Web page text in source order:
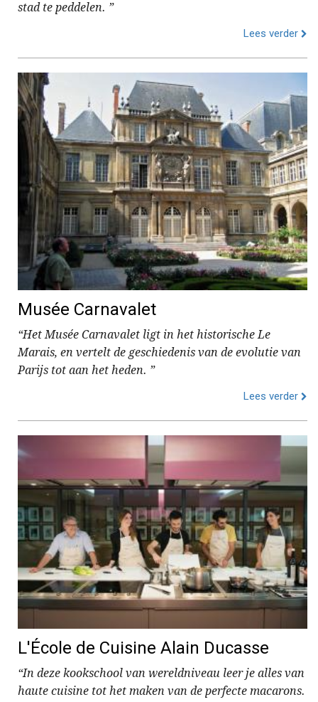
stad te peddelen. ”
Lees verder
Musée Carnavalet
“Het Musée Carnavalet ligt in het historische Le
Marais, en vertelt de geschiedenis van de evolutie van
Parijs tot aan het heden. ”
Lees verder
L'École de Cuisine Alain Ducasse
“In deze kookschool van wereldniveau leer je alles van
haute cuisine tot het maken van de perfecte macarons.